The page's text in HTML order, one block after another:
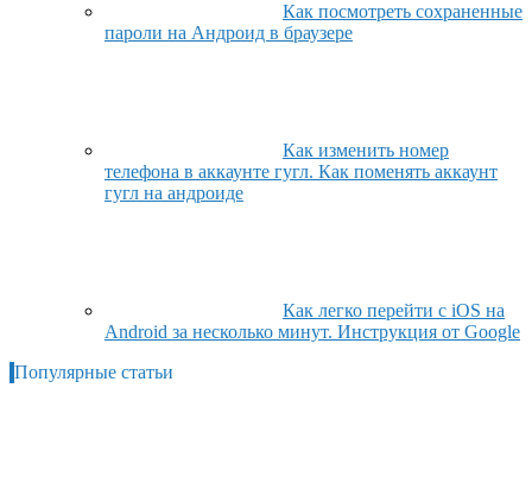
Как посмотреть сохраненные
пароли на Андроид в браузере
Как изменить номер
телефона в аккаунте гугл. Как поменять аккаунт
гугл на андроиде
Как легко перейти с iOS на
Android за несколько минут. Инструкция от Google
Популярные статьи